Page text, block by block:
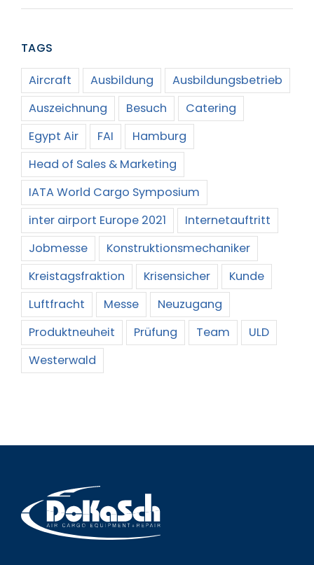
TAGS
Aircraft
Ausbildung
Ausbildungsbetrieb
Auszeichnung
Besuch
Catering
Egypt Air
FAI
Hamburg
Head of Sales & Marketing
IATA World Cargo Symposium
inter airport Europe 2021
Internetauftritt
Jobmesse
Konstruktionsmechaniker
Kreistagsfraktion
Krisensicher
Kunde
Luftfracht
Messe
Neuzugang
Produktneuheit
Prüfung Team
ULD
Westerwald